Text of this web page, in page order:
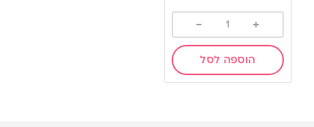
+
-
הוספה לסל